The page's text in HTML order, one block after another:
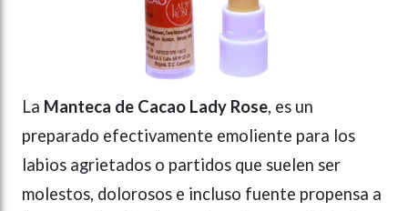
La Manteca de Cacao Lady Rose, es un
preparado efectivamente emoliente para los
labios agrietados o partidos que suelen ser
molestos, dolorosos e incluso fuente propensa a